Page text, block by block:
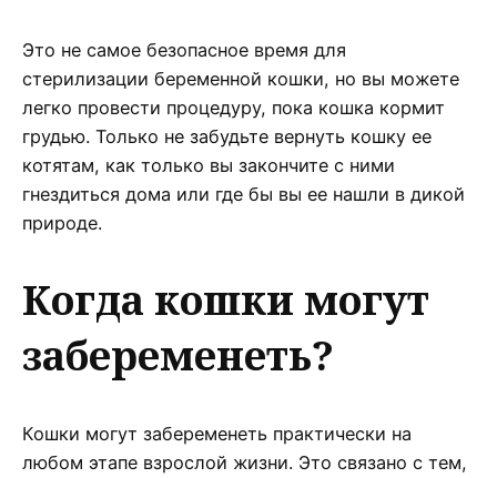
Это не самое безопасное время для
стерилизации беременной кошки, но вы можете
легко провести процедуру, пока кошка кормит
грудью. Только не забудьте вернуть кошку ее
котятам, как только вы закончите с ними
гнездиться дома или где бы вы ее нашли в дикой
природе.
Когда кошки могут
забеременеть?
Кошки могут забеременеть практически на
любом этапе взрослой жизни. Это связано с тем,